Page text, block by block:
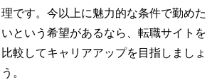
理です。今以上に魅力的な条件で勤めた
いという希望があるなら、転職サイトを
比較してキャリアアップを目指しましょ
う。